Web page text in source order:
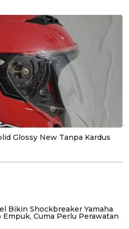
Glossy New Tanpa Kardus
Bikin Shockbreaker Yamaha
Empuk, Cuma Perlu Perawatan